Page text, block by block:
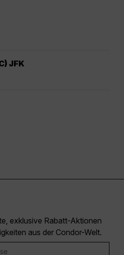
JFK
exklusive Rabatt-Aktionen
aus der Condor-Welt.